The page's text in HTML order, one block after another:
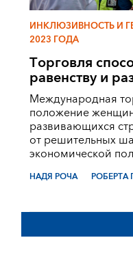
ИНКЛЮЗИВНОСТЬ И
2023 ГОДА
Торговля
равенству и
Международная
положение
развивающихся
от решительных
экономической
НАДЯ РОЧА РОБЕРТА